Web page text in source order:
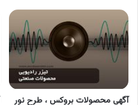
آگهی محصولات بروکس ، طرح نور